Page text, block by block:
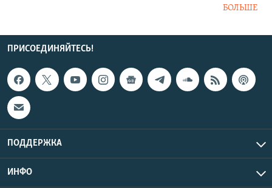
БОЛЬШЕ
ПРИСОЕДИНЯЙТЕСЬ!
ПОДДЕРЖКА
ИНФО